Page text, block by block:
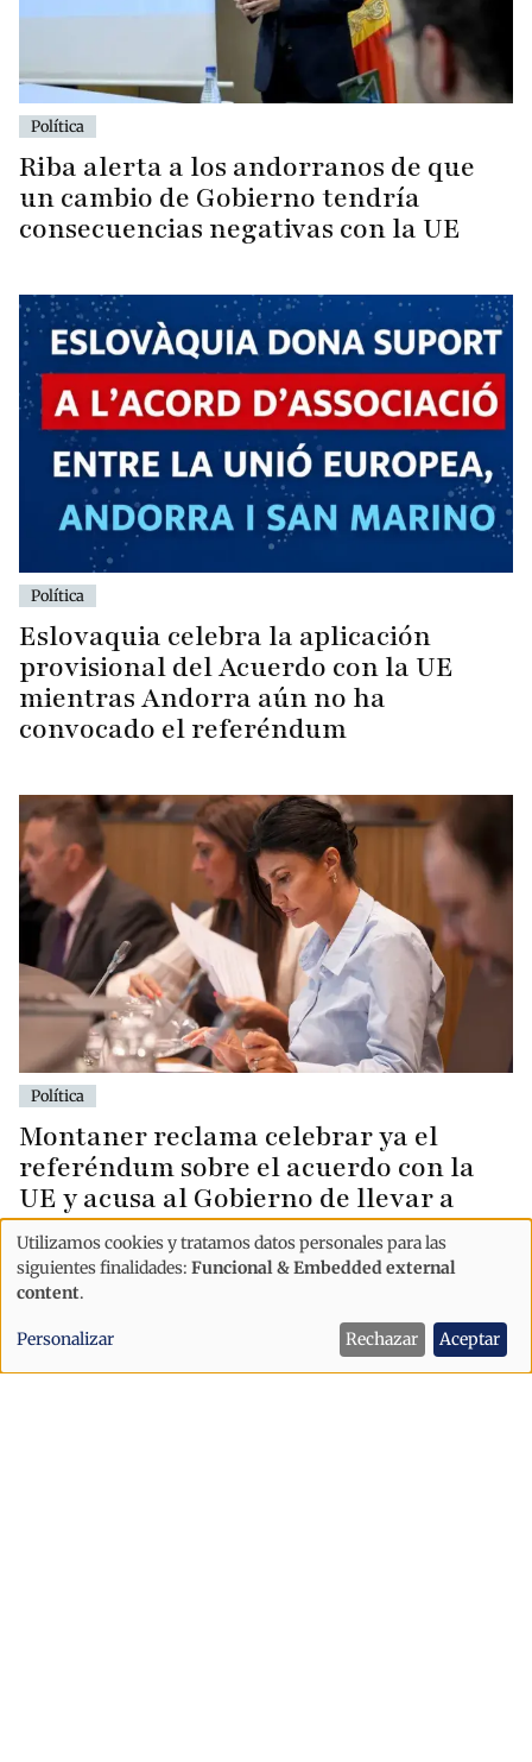
Política
Riba alerta a los andorranos de que
un cambio de Gobierno tendría
consecuencias negativas con la UE
Política
Eslovaquia celebra la aplicación
provisional del Acuerdo con la UE
mientras Andorra aún no ha
convocado el referéndum
Política
Montaner reclama celebrar ya el
referéndum sobre el acuerdo con la
UE y acusa al Gobierno de llevar a
Andorra «al precipicio»
Uso
de
datos
personales
Utilizamos cookies y tratamos datos personales para las
siguientes finalidades: Funcional & Embedded external
content.
Personalizar Rechazar Aceptar